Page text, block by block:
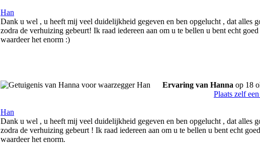
Han
Dank u wel , u heeft mij veel duidelijkheid gegeven en ben opgelucht , dat alles
zodra de verhuizing gebeurt! Ik raad iedereen aan om u te bellen u bent echt
waardeer het enorm :)
Ervaring van Hanna op 18
Plaats zelf
Han
Dank u wel , u heeft mij veel duidelijkheid gegeven en ben opgelucht , dat alles
zodra de verhuizing gebeurt ! Ik raad iedereen aan om u te bellen u bent echt
waardeer het enorm.